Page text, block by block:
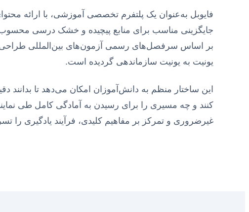
فایوبل به‌عنوان یک پلتفرم تخصصی آموزشی، با ارائه
جایگزینی مناسب برای منابع پیچیده و خشک درسی
بر اساس سرفصل‌های رسمی آزمون‌های بین‌المللی
یونیت به یونیت سازماندهی گردیده است.
این ساختار منظم به دانش‌آموزان امکان می‌دهد تا بدانند
کنند و چه مسیری را برای رسیدن به آمادگی کامل طی
غیرضروری و تمرکز بر مفاهیم کلیدی، فرآیند یادگیری را